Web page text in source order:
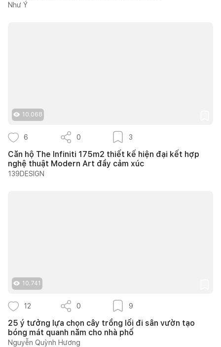
Như Ý
10.068
6 0 3
Căn hộ The Infiniti 175m2 thiết kế hiện đại kết hợp
nghệ thuật Modern Art đầy cảm xúc
139DESIGN
10.741
12 0 9
25 ý tưởng lựa chọn cây trồng lối đi sân vườn tạo
bóng mát quanh năm cho nhà phố
Nguyễn Quỳnh Hương